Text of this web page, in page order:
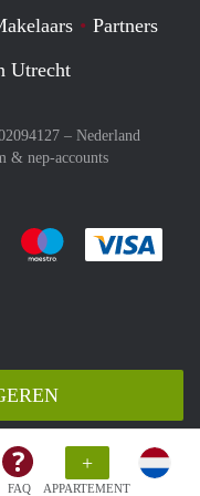
FAQ
+
APPARTEMENT
Partners
Utrecht
– Nederland
& nep-accounts
af met Paypal
Je rekent gemakkelijk af met
Je rekent